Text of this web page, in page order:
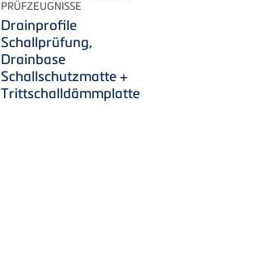
PRÜFZEUGNISSE
Drainprofile
Schallprüfung,
Drainbase
Schallschutzmatte +
Trittschalldämmplatte